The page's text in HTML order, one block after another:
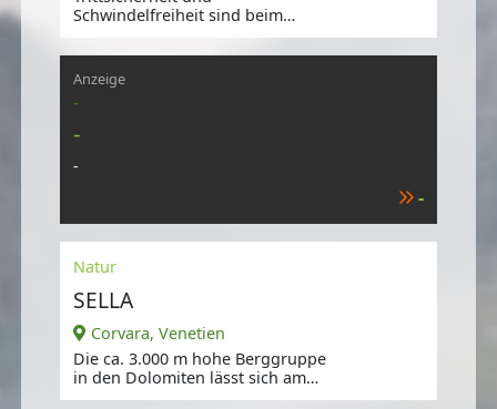
Schwindelfreiheit sind beim
Aufstieg auf den 2.665 m hohen
Berg gefragt.
Anzeige
-
-
-
-
Natur
SELLA
Corvara, Venetien
Die ca. 3.000 m hohe Berggruppe
in den Dolomiten lässt sich am
besten mit dem Lift,